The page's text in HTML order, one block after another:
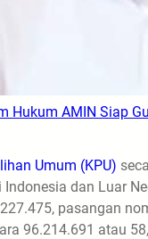
Hukum AMIN Siap
Umum (KPU)
dan Luar
pasangan
96.214.691 atau